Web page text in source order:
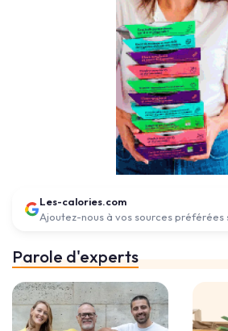
Les-calories.com
Ajoutez-nous à vos sources préférées
Parole d'experts